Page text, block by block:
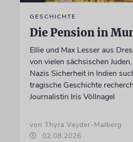
GESCHICHTE
Die Pension in
Ellie und Max Lesser aus
von vielen sächsischen
Nazis Sicherheit in Indien
tragische Geschichte
Journalistin Iris Völlnagel
von Thyra Veyder-Malberg
02.08.2026